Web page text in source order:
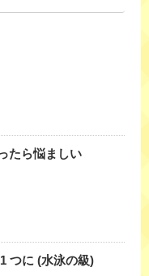
たら悩ましい
つに (水泳の級)